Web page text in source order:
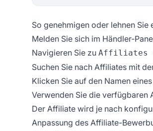
So genehmigen oder lehnen
Melden Sie sich im Händler-
Navigieren Sie zu Affiliates
Suchen Sie nach Affiliates mit
Klicken Sie auf den Namen
Verwenden Sie die verfügbaren
Der Affiliate wird je nach
Anpassung des Affiliate-